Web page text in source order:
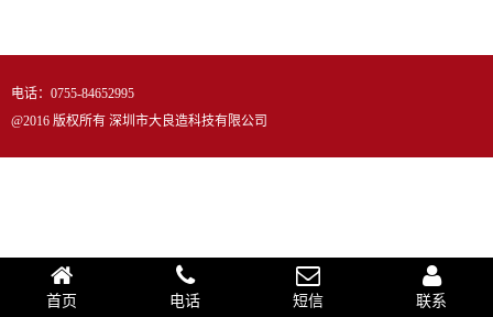
电话： 0755-84652995
@2016 版权所有 深圳市大良造科技有限公司
首页 电话 短信 联系